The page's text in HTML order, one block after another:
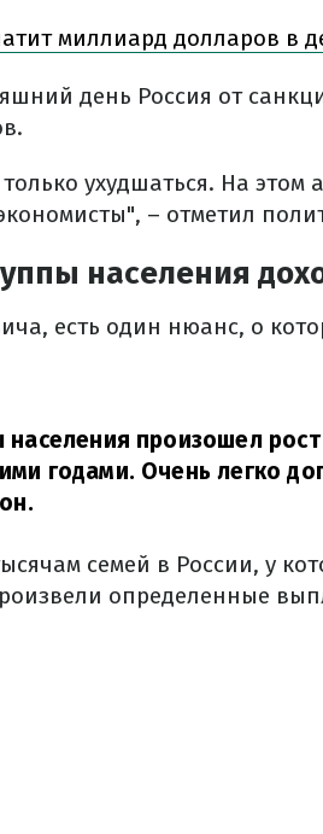
миллиард долларов в
день Россия от
ухудшаться. На этом
– отметил
населения
есть один нюанс, о
произошел
годами. Очень легко
семей в России, у
определенные